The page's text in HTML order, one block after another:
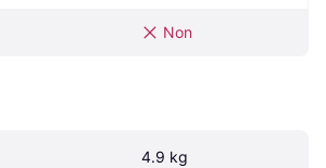
Non
4.9 kg